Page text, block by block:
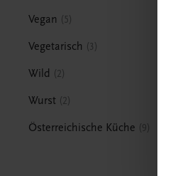
Vegan 5
Vegetarisch 3
Wild 2
Wurst 2
Österreichische Küche 9